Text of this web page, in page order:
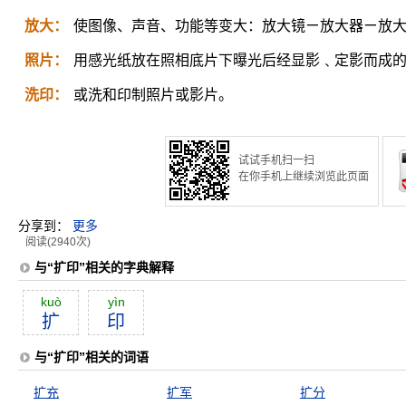
放大： 使图像、声音、功能等变大：放大镜ㄧ放大器ㄧ放
照片： 用感光纸放在照相底片下曝光后经显影﹑定影而成
洗印： 或洗和印制照片或影片。
试试手机扫一扫
在你手机上继续浏览此页面
分享到： 更多
阅读(2940次)
与“扩印”相关的字典解释
kuò
扩
yìn
印
与“扩印”相关的词语
扩充 扩军
扩分